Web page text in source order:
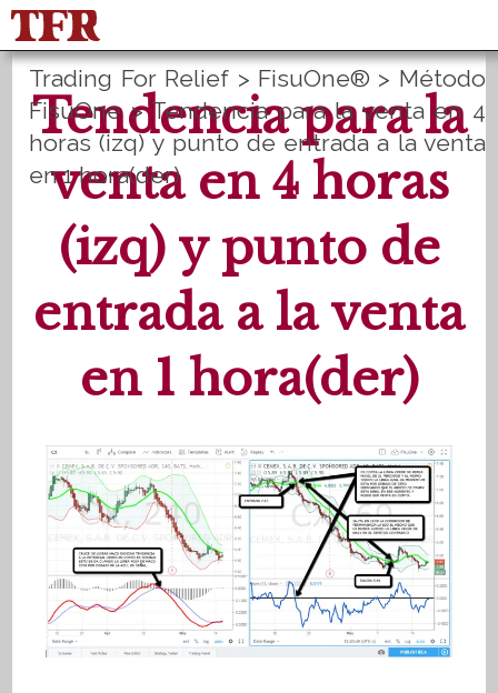
FisuOne® Equilibrio
Estadística del método PLANES B
Inicio de sesión Registrate English
Trading For Relief > FisuOne® > Método
FisuOne>Tendencia para la venta en 4
horas (izq) y punto de entrada a la venta
en 1 hora(der)
Tendencia para la
venta en 4 horas
(izq) y punto de
entrada a la venta
en 1 hora(der)